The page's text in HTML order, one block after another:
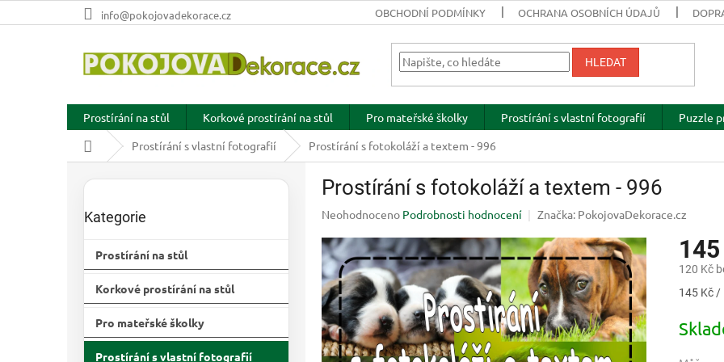
na
info@pokojovadekorace.cz OBCHODNÍ PODMÍNKY OCHRANA OSOBNÍCH ÚDAJŮ
HLEDAT
Prostírání na stůl Korkové prostírání na stůl Pro mateřské školky Prostírání s vlastní fotografií Puzzle
Domů
Prostírání s vlastní fotografií Prostírání s fotokoláží a textem - 996
kategorie
Kategorie
Prostírání na stůl
Korkové prostírání na stůl
Pro mateřské školky
Prostírání s vlastní fotografií
Prostírání s fotokoláží a textem - 996
Průměrné
produktu
je
0,0
z
5
hvězdiček.
Neohodnoceno Podrobnosti hodnocení Značka: PokojovaDekorace.cz
120 Kč
Měrná
145 Kč /